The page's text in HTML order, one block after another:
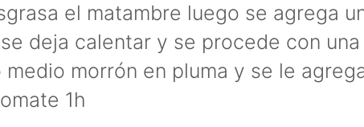
el matambre luego se agrega
deja calentar y se procede con
morrón en pluma y se le
1h